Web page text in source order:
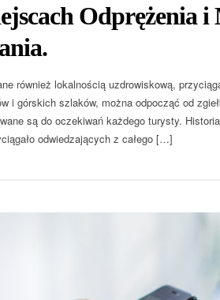
Odprężenia i
również lokalnością uzdrowiskową,
i górskich szlaków, można odpocząć od
są do oczekiwań każdego turysty.
odwiedzających z całego […]